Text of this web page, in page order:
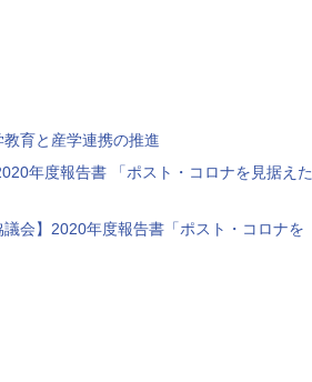
育と産学連携の推進
年度報告書 「ポスト・コロナを見据えた
会】2020年度報告書「ポスト・コロナを